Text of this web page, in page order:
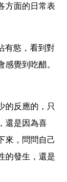
方面的日常表
有慾，看到對
覺到吃醋。
的反應的，只
還是因為喜
來，問問自己
的發生，還是